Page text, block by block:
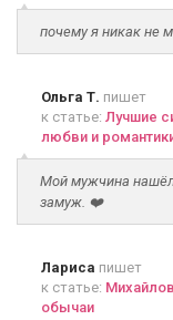
почему я никак не
Ольга Т. пишет
к статье: Лучшие
любви и
Мой мужчина
замуж. ❤️
Лариса пишет
к статье:
обычаи